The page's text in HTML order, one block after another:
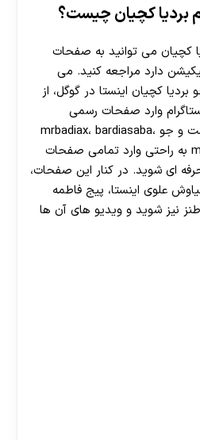
بردیا کچیان چیست؟
کچیان می توانید به صفحات
دارد مراجعه کنید. می
کچیان اینستا در گوگل، از
وارد صفحات رسمی
اینستاگرام او شوید. با جست و جو mrbadiax، bardiasaba،
mrbadix4 و mrbardixstory به راحتی وارد تمامی صفحات
ای شوید. در کنار این صفحات،
علوی اینستا، پیج فاطمه
نیز شوید و ویدیو های آن ها